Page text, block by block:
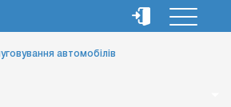
автомобілів